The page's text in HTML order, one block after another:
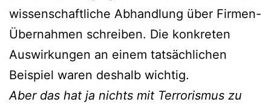
wissenschaftliche Abhandlung über Firmen-
Übernahmen schreiben. Die konkreten
Auswirkungen an einem tatsächlichen
Beispiel waren deshalb wichtig.
Aber das hat ja nichts mit Terrorismus zu